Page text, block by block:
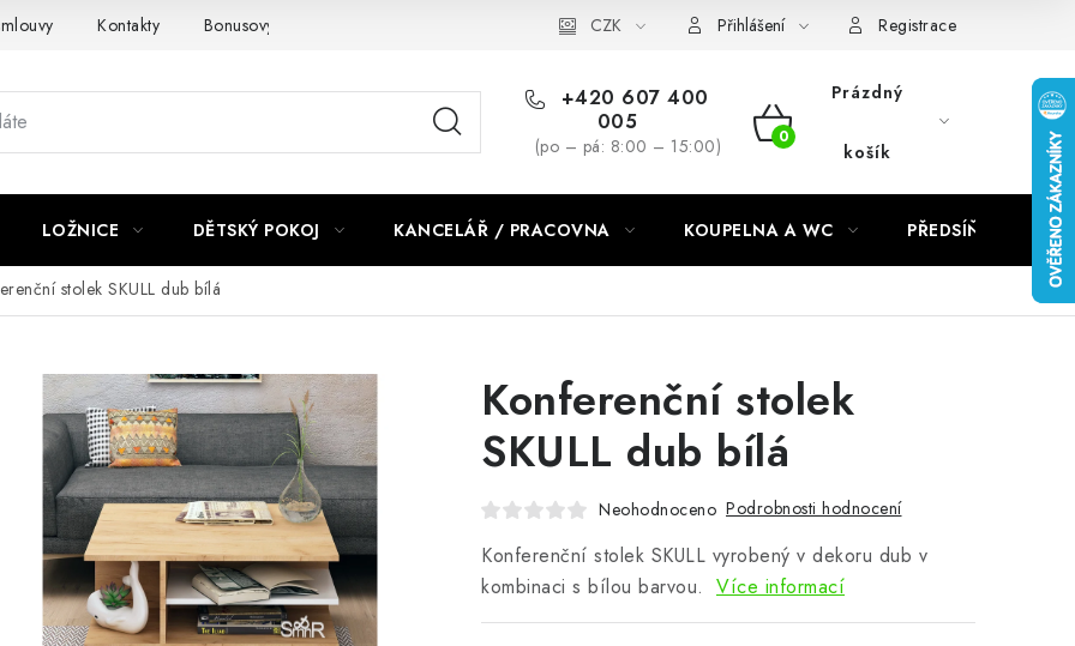
Kontakty Bonusový program NBM+ CZK Přihlášení Registrace
+420 607 400
005
(po – pá: 8:00 – 15:00)
NÁKUPNÍ
Prázdný
košík
LOŽNICE DĚTSKÝ POKOJ KANCELÁŘ / PRACOVNA KOUPELNA A WC PŘEDSÍŇ
stolek SKULL dub bílá
Konferenční stolek
SKULL dub bílá
Neohodnoceno Podrobnosti hodnocení
Konferenční stolek SKULL vyrobený v dekoru dub v
kombinaci s bílou barvou. Více informací